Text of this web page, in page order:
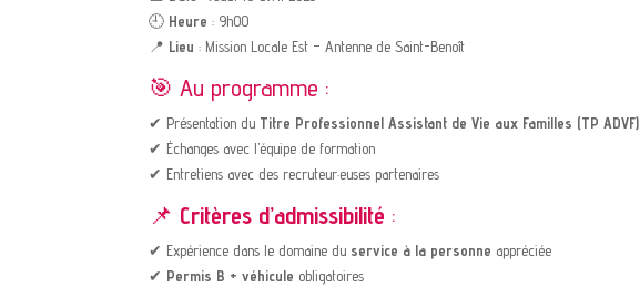
🕘 Heure : 9h00
📍 Lieu : Mission Locale Est – Antenne de Saint-Benoît
🎯 Au programme :
✔ Présentation du Titre Professionnel Assistant de Vie aux Familles (TP ADVF)
✔ Échanges avec l’équipe de formation
✔ Entretiens avec des recruteur·euses partenaires
📌 Critères d’admissibilité :
✔ Expérience dans le domaine du service à la personne appréciée
✔ Permis B + véhicule obligatoires